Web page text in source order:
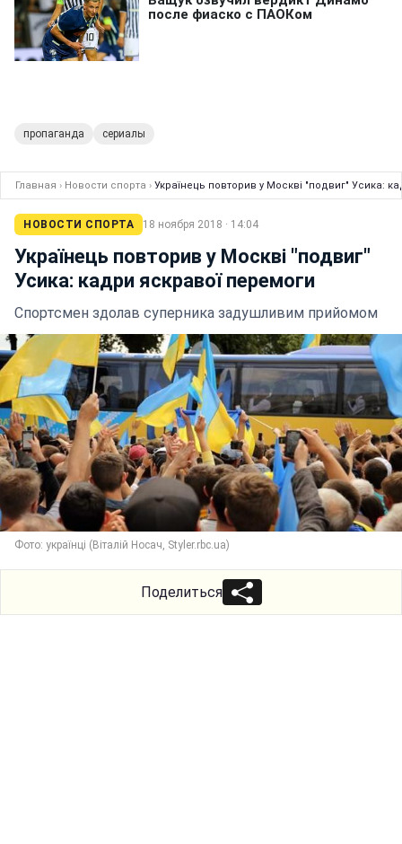
пропаганда сериалы
Главная › Новости спорта › Українець повторив у Москві "подвиг" Усика:
НОВОСТИ СПОРТА 18 ноября 2018 · 14:04
Українець повторив у Москві "подвиг"
Усика: кадри яскравої перемоги
Спортсмен здолав суперника задушливим прийомом
Фото: українці (Віталій Носач, Styler.rbc.ua)
Поделиться